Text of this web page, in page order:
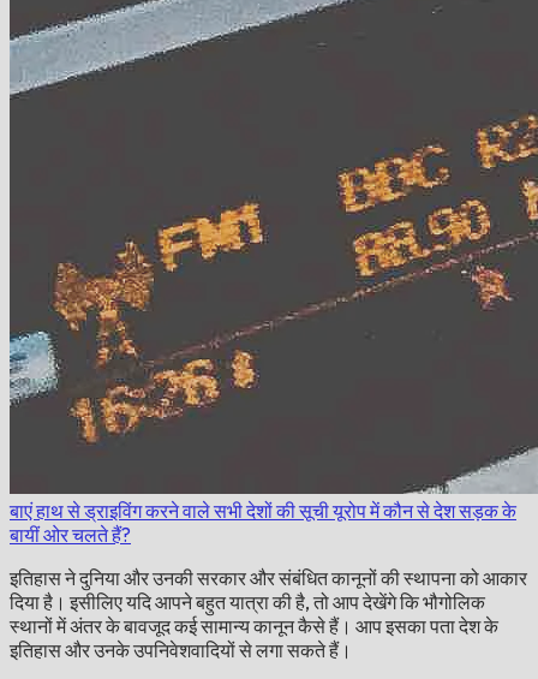
बाएं हाथ से ड्राइविंग करने वाले सभी देशों की सूचीयूरोप में कौन से देश सड़क के
बायीं ओर चलते हैं?
इतिहास ने दुनिया और उनकी सरकार और संबंधित कानूनों की स्थापना को आकार
दिया है। इसीलिए यदि आपने बहुत यात्रा की है, तो आप देखेंगे कि भौगोलिक
स्थानों में अंतर के बावजूद कई सामान्य कानून कैसे हैं। आप इसका पता देश के
इतिहास और उनके उपनिवेशवादियों से लगा सकते हैं।